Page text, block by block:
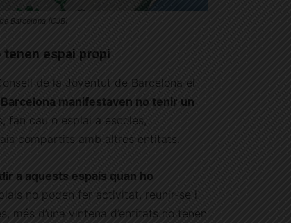
Barcelona (CJB)
espai propi
de la Joventut de Barcelona el
manifestaven no tenir un
fan cau o esplai a escoles,
compartits amb altres entitats.
a aquests espais quan ho
no poden fer activitat, reunir-se i
més d’una vintena d’entitats no tenen